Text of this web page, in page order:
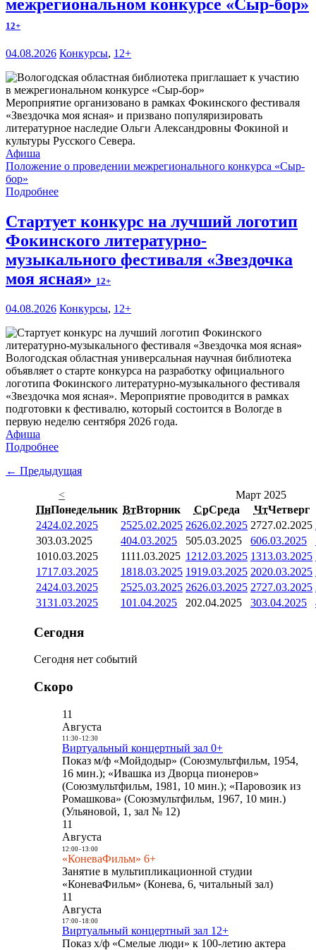
межрегиональном конкурсе «Сыр-бор»
12+
04.08.2026 Конкурсы, 12+
Мероприятие организовано в рамках Фокинского фестиваля
«Звездочка моя ясная» и призвано популяризировать
литературное наследие Ольги Александровны Фокиной и
культуры Русского Севера.
Афиша
Положение о проведении межрегионального конкурса «Сыр-
бор»
Подробнее
Стартует конкурс на лучший логотип
Фокинского литературно-
музыкального фестиваля «Звездочка
моя ясная» 12+
04.08.2026 Конкурсы, 12+
Вологодская областная универсальная научная библиотека
объявляет о старте конкурса на разработку официального
логотипа Фокинского литературно-музыкального фестиваля
«Звездочка моя ясная». Мероприятие проводится в рамках
подготовки к фестивалю, который состоится в Вологде в
первую неделю сентября 2026 года.
Афиша
Подробнее
← Предыдущая
<
Март 2025
ПнПонедельник ВтВторник СрСреда ЧтЧетверг
2424.02.2025 2525.02.2025 2626.02.2025 2727.02.2025
303.03.2025 404.03.2025 505.03.2025 606.03.2025
1010.03.2025 1111.03.2025 1212.03.2025 1313.03.2025
1717.03.2025 1818.03.2025 1919.03.2025 2020.03.2025
2424.03.2025 2525.03.2025 2626.03.2025 2727.03.2025
3131.03.2025 101.04.2025 202.04.2025 303.04.2025
Сегодня
Сегодня нет событий
Скоро
11
Августа
11:30- 12:30
Виртуальный концертный зал 0+
Показ м/ф «Мойдодыр» (Союзмультфильм, 1954,
16 мин.); «Ивашка из Дворца пионеров»
(Союзмультфильм, 1981, 10 мин.); «Паровозик из
Ромашкова» (Союзмультфильм, 1967, 10 мин.)
(Ульяновой, 1, зал № 12)
11
Августа
12:00- 13:00
«КоневаФильм» 6+
Занятие в мультипликационной студии
«КоневаФильм» (Конева, 6, читальный зал)
11
Августа
17:00- 18:00
Виртуальный концертный зал 12+
Показ х/ф «Смелые люди» к 100-летию актера